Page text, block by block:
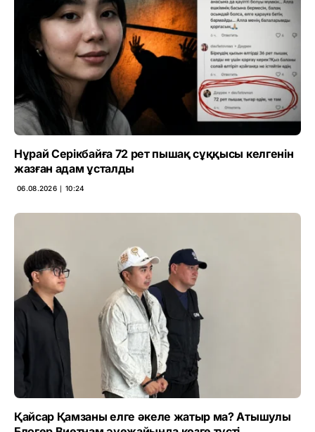
Нұрай Серікбайға 72 рет пышақ сұққысы келгенін
жазған адам ұсталды
06.08.2026 ∣ 10:24
Қайсар Қамзаны елге әкеле жатыр ма? Атышулы